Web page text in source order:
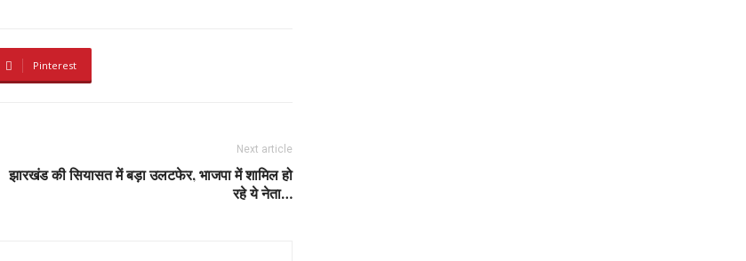
Pinterest
Next article
झारखंड की सियासत में बड़ा उलटफेर, भाजपा में शामिल हो
रहे ये नेता…